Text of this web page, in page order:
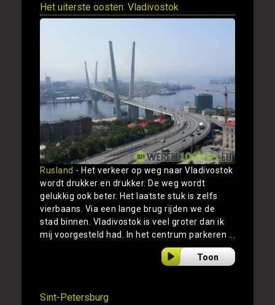
Het uiterste oosten: Vladivostok
Rusland - Het verkeer op weg naar Vladivostok
wordt drukker en drukker. De weg wordt
gelukkig ook beter. Het laatste stuk is zelfs
vierbaans. Via een lange brug rijden we de
stad binnen. Vladivostok is veel groter dan ik
mij voorgesteld had. In het centrum parkeren ...
Toon
Sint-Petersburg